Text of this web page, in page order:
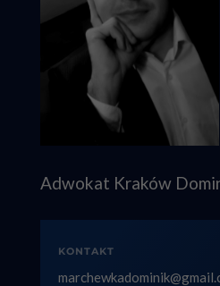
Adwokat Kraków
KONTAKT